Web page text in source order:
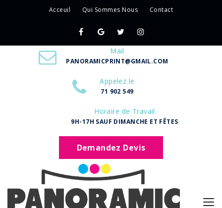
Acceuil Qui Sommes Nous Contact
Mail
PANORAMICPRINT@GMAIL.COM
Appelez le
71 902 549
Horaire de Travail
9H-17H SAUF DIMANCHE ET FÊTES
Demandez Devis